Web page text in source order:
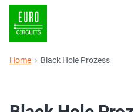
Home Black Hole Prozess